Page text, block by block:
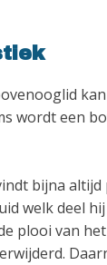
wordt een
bijna
welk deel
plooi van